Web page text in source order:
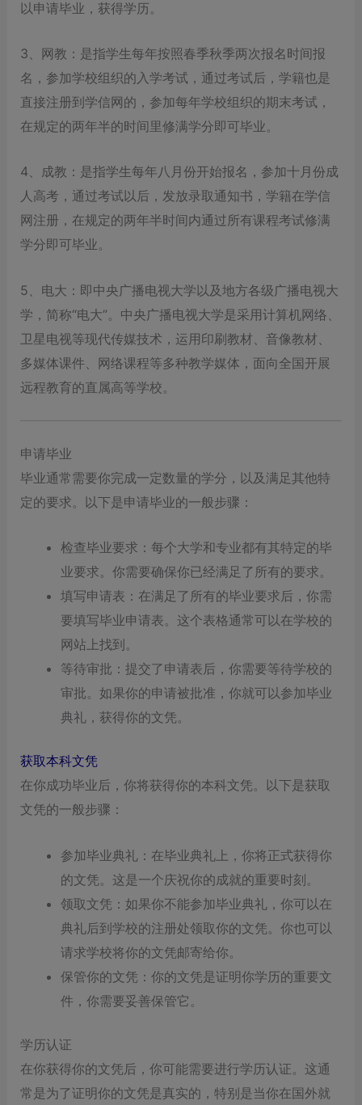
以申请毕业，获得学历。
3、网教：是指学生每年按照春季秋季两次报名时间报
名，参加学校组织的入学考试，通过考试后，学籍也是
直接注册到学信网的，参加每年学校组织的期末考试，
在规定的两年半的时间里修满学分即可毕业。
4、成教：是指学生每年八月份开始报名，参加十月份成
人高考，通过考试以后，发放录取通知书，学籍在学信
网注册，在规定的两年半时间内通过所有课程考试修满
学分即可毕业。
5、电大：即中央广播电视大学以及地方各级广播电视大
学，简称“电大”。中央广播电视大学是采用计算机网络、
卫星电视等现代传媒技术，运用印刷教材、音像教材、
多媒体课件、网络课程等多种教学媒体，面向全国开展
远程教育的直属高等学校。
申请毕业
毕业通常需要你完成一定数量的学分，以及满足其他特
定的要求。以下是申请毕业的一般步骤：
检查毕业要求：每个大学和专业都有其特定的毕
业要求。你需要确保你已经满足了所有的要求。
填写申请表：在满足了所有的毕业要求后，你需
要填写毕业申请表。这个表格通常可以在学校的
网站上找到。
等待审批：提交了申请表后，你需要等待学校的
审批。如果你的申请被批准，你就可以参加毕业
典礼，获得你的文凭。
获取本科文凭
在你成功毕业后，你将获得你的本科文凭。以下是获取
文凭的一般步骤：
参加毕业典礼：在毕业典礼上，你将正式获得你
的文凭。这是一个庆祝你的成就的重要时刻。
领取文凭：如果你不能参加毕业典礼，你可以在
典礼后到学校的注册处领取你的文凭。你也可以
请求学校将你的文凭邮寄给你。
保管你的文凭：你的文凭是证明你学历的重要文
件，你需要妥善保管它。
学历认证
在你获得你的文凭后，你可能需要进行学历认证。这通
常是为了证明你的文凭是真实的，特别是当你在国外就